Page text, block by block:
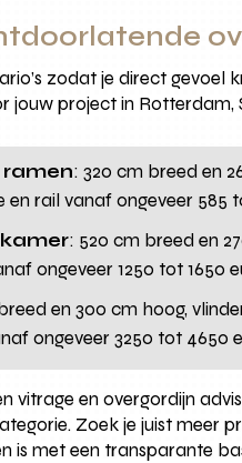
zodat je direct
project in Rotterdam,
: 320 cm breed en
rail vanaf ongeveer 585
: 520 cm breed en
ongeveer 1250 tot 1650
en 300 cm hoog,
ongeveer 3250 tot 4650
vitrage en overgordijn
Zoek je juist meer
is met een transparante